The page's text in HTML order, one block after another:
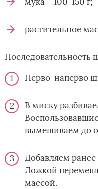
растительное
Последовательность
Перво-наперво
В миску
вымешиваем до
Добавляем ранее
Ложкой
массой.